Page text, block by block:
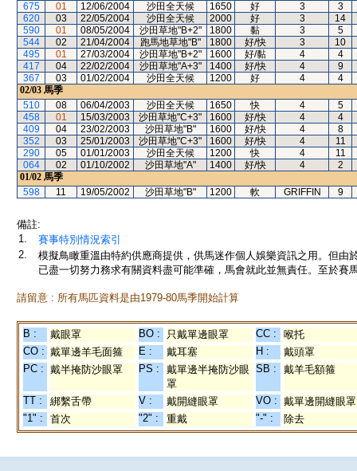
675
01 12/06/2004 沙田全天候 1650 好 3
3
620
03 22/05/2004 沙田全天候 2000 好 3
14
590
01 08/05/2004 沙田草地"B+2" 1800 黏 3
5
544
02 21/04/2004 跑馬地草地"B" 1800 好/快 3
10
495
01 27/03/2004 沙田草地"B+2" 1600 好/黏 4
4
417
04 22/02/2004 沙田草地"A+3" 1400 好/快 4
9
367
03 01/02/2004 沙田全天候 1200 好 4
4
02/03 馬季
510
08 06/04/2003 沙田全天候 1650 快 4
5
458
01 15/03/2003 沙田草地"C+3" 1600 好/快 4
4
409
04 23/02/2003 沙田草地"B" 1600 好/快 4
8
352
03 25/01/2003 沙田草地"C+3" 1600 好/快 4
11
290
05 01/01/2003 沙田全天候 1200 快 4
11
064
02 01/10/2002 沙田草地"A" 1400 好/快 4
2
01/02 馬季
598
11 19/05/2002 沙田草地"B" 1200 軟 GRIFFIN 9
備註:
1.
賽事特別情況索引
2.
模擬鳥瞰重溫由特約供應商提供，供馬迷作個人娛樂資訊之用。但
已盡一切努力務求有關資料盡可能準確，馬會就此並無責任。至於賽
請留意 : 所有馬匹資料是由1979-80馬季開始計算
B : 戴眼罩 BO : 只戴單邊眼罩 CC :
喉托
CO : 戴單邊羊毛面箍 E : 戴耳塞 H :
戴頭罩
PC : 戴半掩防沙眼罩 PS :
戴單邊半掩防沙眼
罩
SB : 戴羊毛額箍
TT : 綁繫舌帶 V : 戴開縫眼罩 VO : 戴單邊開縫眼罩
"1" :
首次 "2" : 重戴 "-" : 除去